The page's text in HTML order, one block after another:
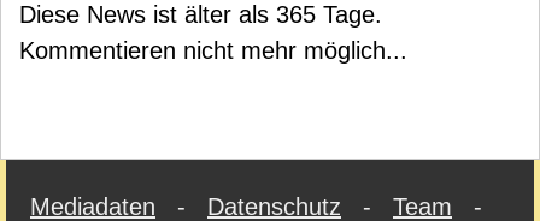
Diese News ist älter als 365 Tage.
Kommentieren nicht mehr möglich...
Mediadaten - Datenschutz - Team -